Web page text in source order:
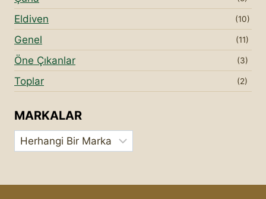
Eldiven (10)
Genel (11)
Öne Çıkanlar (3)
Toplar (2)
MARKALAR